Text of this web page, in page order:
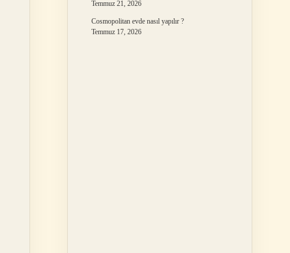
Temmuz 21, 2026
Cosmopolitan evde nasıl yapılır ?
Temmuz 17, 2026